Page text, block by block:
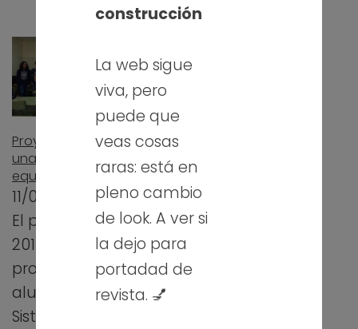
Proyecto APS «Dale
una nueva vida a tu
equipo informático»
11/02/2018
El pasado curso
2016-2017,
profesores y
alumnos de 1º de
Sistemas
construcción
La web sigue
viva, pero
puede que
veas cosas
raras: está en
pleno cambio
de look. A ver si
la dejo para
portadad de
revista. 💅